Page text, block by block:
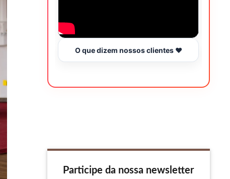
O que dizem nossos clientes ❤️
Participe da nossa newsletter